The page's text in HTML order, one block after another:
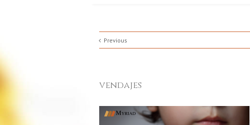
Previous
vendajes